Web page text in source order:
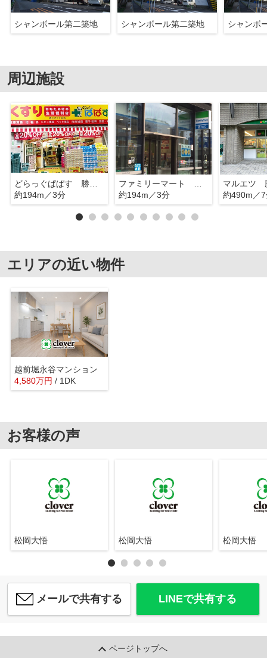
シャンボール第二築地 シャンボール第二築地 シャンボ
周辺施設
どらっぐぱぱす 勝どき5丁目店
約194m／3分
ファミリーマート 勝どき五丁目店
約194m／3分
約490m／
エリアの近い物件
越前堀永谷マンション
4,580万円 / 1DK
お客様の声
松岡大悟 松岡大悟 松岡大悟
メールで共有する LINEで共有する
ページトップへ